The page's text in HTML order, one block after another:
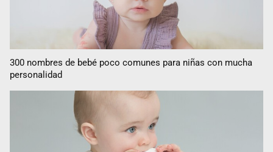
300 nombres de bebé poco comunes para niñas con mucha
personalidad